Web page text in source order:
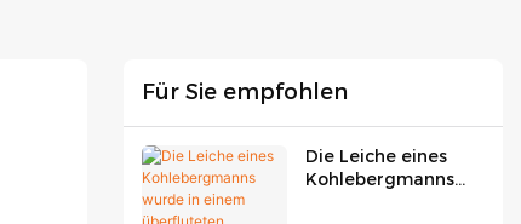
Für Sie empfohlen
Die Leiche eines
Kohlebergmanns